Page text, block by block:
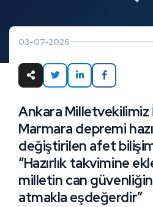
03-07-2026
Ankara Milletvekilimiz
Marmara depremi
değiştirilen afet
“Hazırlık takvimine
milletin can
atmakla eşdeğerdir”